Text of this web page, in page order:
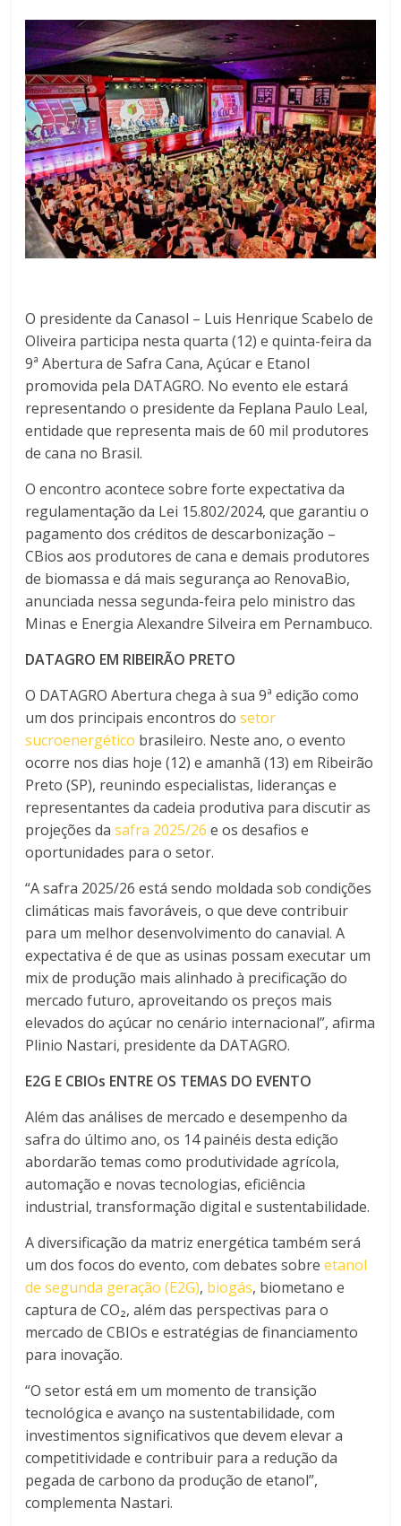
O presidente da Canasol – Luis Henrique Scabelo de
Oliveira participa nesta quarta (12) e quinta-feira da
9ª Abertura de Safra Cana, Açúcar e Etanol
promovida pela DATAGRO. No evento ele estará
representando o presidente da Feplana Paulo Leal,
entidade que representa mais de 60 mil produtores
de cana no Brasil.
O encontro acontece sobre forte expectativa da
regulamentação da Lei 15.802/2024, que garantiu o
pagamento dos créditos de descarbonização –
CBios aos produtores de cana e demais produtores
de biomassa e dá mais segurança ao RenovaBio,
anunciada nessa segunda-feira pelo ministro das
Minas e Energia Alexandre Silveira em Pernambuco.
DATAGRO EM RIBEIRÃO PRETO
O DATAGRO Abertura chega à sua 9ª edição como
um dos principais encontros dosetor
sucroenergético brasileiro. Neste ano, o evento
ocorre nos dias hoje (12) e amanhã (13) em Ribeirão
Preto (SP), reunindo especialistas, lideranças e
representantes da cadeia produtiva para discutir as
projeções dasafra 2025/26 e os desafios e
oportunidades para o setor.
“A safra 2025/26 está sendo moldada sob condições
climáticas mais favoráveis, o que deve contribuir
para um melhor desenvolvimento do canavial. A
expectativa é de que as usinas possam executar um
mix de produção mais alinhado à precificação do
mercado futuro, aproveitando os preços mais
elevados do açúcar no cenário internacional”, afirma
Plinio Nastari, presidente da DATAGRO.
E2G E CBIOs ENTRE OS TEMAS DO EVENTO
Além das análises de mercado e desempenho da
safra do último ano, os 14 painéis desta edição
abordarão temas como produtividade agrícola,
automação e novas tecnologias, eficiência
industrial, transformação digital e sustentabilidade.
A diversificação da matriz energética também será
um dos focos do evento, com debates sobreetanol
de segunda geração (E2G), biogás, biometano e
captura de CO₂, além das perspectivas para o
mercado de CBIOs e estratégias de financiamento
para inovação.
“O setor está em um momento de transição
tecnológica e avanço na sustentabilidade, com
investimentos significativos que devem elevar a
competitividade e contribuir para a redução da
pegada de carbono da produção de etanol”,
complementa Nastari.